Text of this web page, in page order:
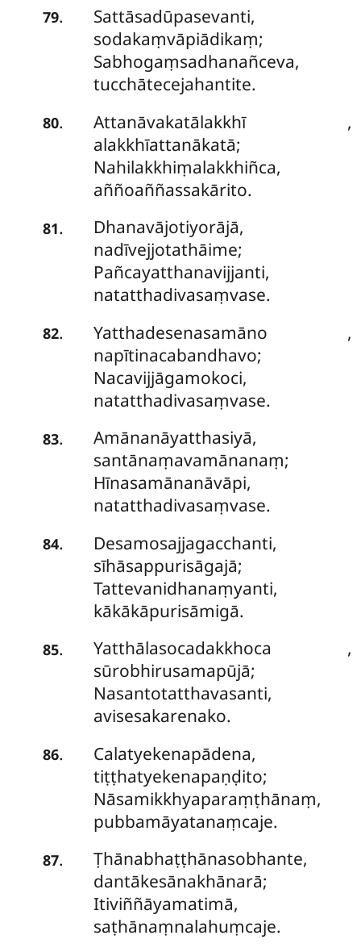
79.
Sattāsadūpasevanti,
sodakaṃvāpiādikaṃ;
Sabhogaṃsadhanañceva,
tucchātecejahantite.
80. Attanāvakatālakkhī ,
alakkhīattanākatā;
Nahilakkhiṃalakkhiñca,
aññoaññassakārito.
81.
Dhanavājotiyorājā,
nadīvejjotathāime;
Pañcayatthanavijjanti,
natatthadivasaṃvase.
82. Yatthadesenasamāno ,
napītinacabandhavo;
Nacavijjāgamokoci,
natatthadivasaṃvase.
83.
Amānanāyatthasiyā,
santānaṃavamānanaṃ;
Hīnasamānanāvāpi,
natatthadivasaṃvase.
84.
Desamosajjagacchanti,
sīhāsappurisāgajā;
Tattevanidhanaṃyanti,
kākākāpurisāmigā.
85. Yatthālasocadakkhoca ,
sūrobhirusamapūjā;
Nasantotatthavasanti,
avisesakarenako.
86.
Calatyekenapādena,
tiṭṭhatyekenapaṇḍito;
Nāsamikkhyaparaṃṭhānaṃ,
pubbamāyatanaṃcaje.
87.
Ṭhānabhaṭṭhānasobhante,
dantākesānakhānarā;
Itiviññāyamatimā,
saṭhānaṃnalahuṃcaje.